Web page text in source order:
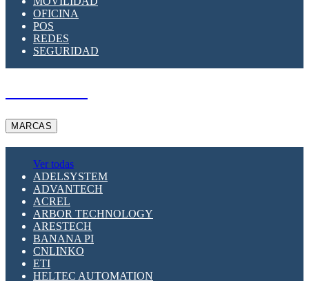
OFICINA
POS
REDES
SEGURIDAD
MARCAS
Ver todas
ADELSYSTEM
ADVANTECH
ACREL
ARBOR TECHNOLOGY
ARESTECH
BANANA PI
CNLINKO
ETI
HELTEC AUTOMATION